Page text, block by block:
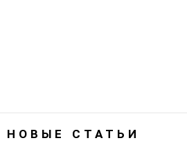
НОВЫЕ СТАТЬИ